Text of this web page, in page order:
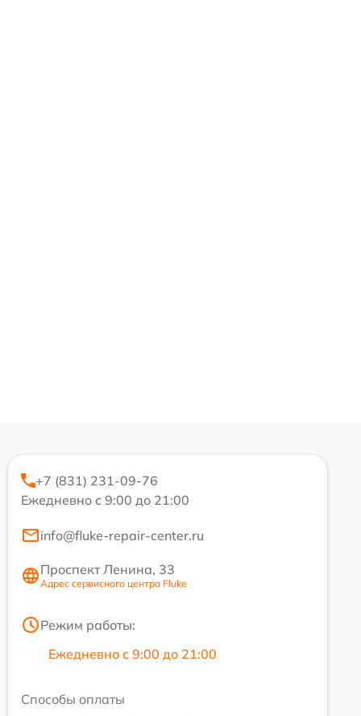
+7 (831) 231-09-76
Ежедневно с 9:00 до 21:00
info@fluke-repair-center.ru
Проспект Ленина, 33
Адрес сервисного центра Fluke
Режим работы:
Ежедневно с 9:00 до 21:00
Способы оплаты